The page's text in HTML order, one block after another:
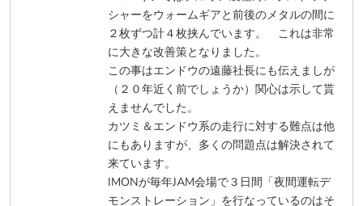
シャーをウォームギアと前後のメタルの間に
２枚ずつ計４枚挟んでいます。 これは非常
に大きな改善策となりました。
この事はエンドウの遠藤社長にも伝えましが
（２０年近く前でしょうか）関心は示して貰
えませんでした。
カツミ＆エンドウ系の走行に対する難点は他
にもありますが、多くの問題点は解決されて
来ています。
IMONが毎年JAM会場で３日間「夜間運転デ
モンストレーション」を行なっているのはそ